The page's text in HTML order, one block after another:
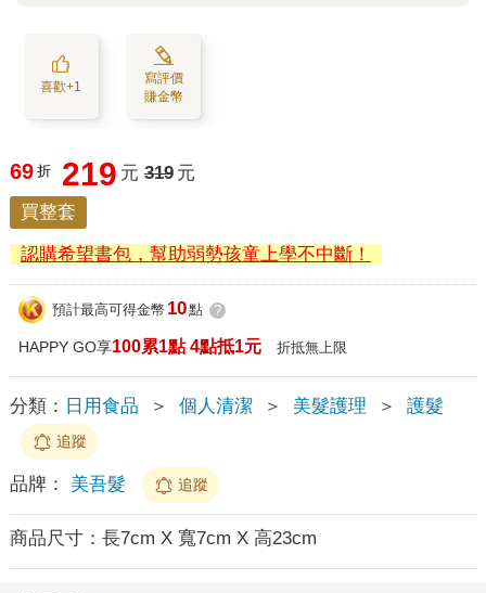
喜歡+1
寫評價
賺金幣
69 折 219 元 319 元
買整套
認購希望書包，幫助弱勢孩童上學不中斷！
預計最高可得金幣 10點 ?
HAPPY GO享100累1點 4點抵1元 折抵無上限
分類： 日用食品 ＞ 個人清潔 ＞ 美髮護理 ＞ 護髮
追蹤
品牌： 美吾髮 追蹤
商品尺寸： 長7cm X 寬7cm X 高23cm